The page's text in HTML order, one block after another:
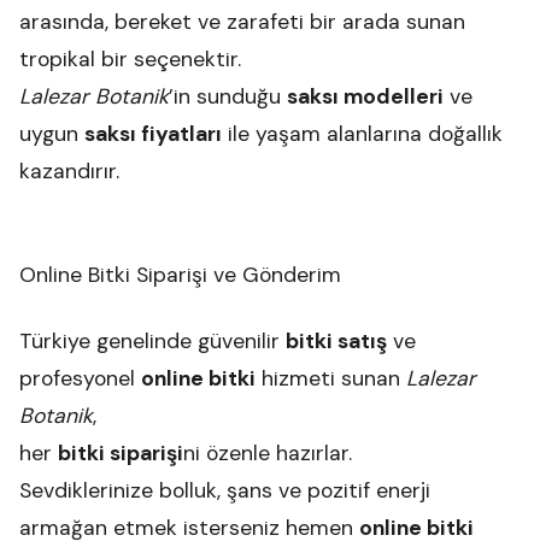
arasında, bereket ve zarafeti bir arada sunan
tropikal bir seçenektir.
Lalezar Botanik’in sunduğu saksı modelleri ve
uygun saksı fiyatları ile yaşam alanlarına doğallık
kazandırır.
Online Bitki Siparişi ve Gönderim
Türkiye genelinde güvenilir bitki satış ve
profesyonel online bitki hizmeti sunan Lalezar
Botanik,
her bitki siparişini özenle hazırlar.
Sevdiklerinize bolluk, şans ve pozitif enerji
armağan etmek isterseniz hemen online bitki